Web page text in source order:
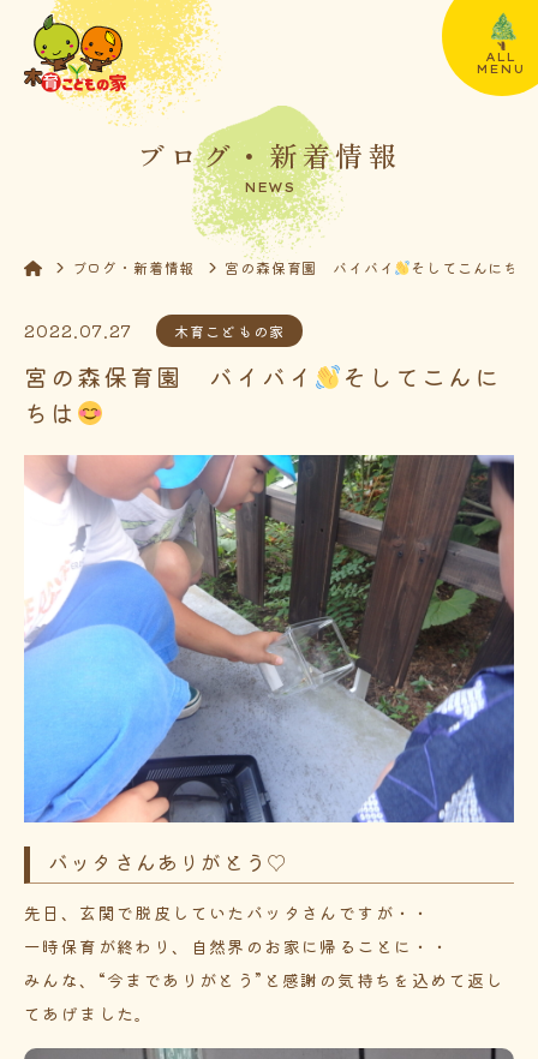
ALL
MENU
ブログ・新着情報
NEWS
ブログ・新着情報 宮の森保育園 バイバイ そしてこんにちは
2022.07.27 木育こどもの家
宮の森保育園 バイバイ
そしてこんに
ちは
バッタさんありがとう♡
先日、玄関で脱皮していたバッタさんですが・・
一時保育が終わり、自然界のお家に帰ることに・・
みんな、“今までありがとう”と感謝の気持ちを込めて返し
てあげました。